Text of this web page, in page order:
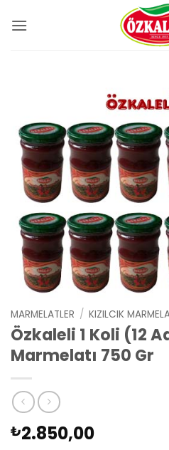
atla
MARMELATLER / KIZILCIK
Özkaleli 1 Koli (12
Marmelatı 750 Gr
₺2.850,00